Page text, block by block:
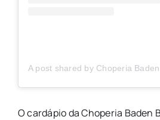
O cardápio da Choperia Baden